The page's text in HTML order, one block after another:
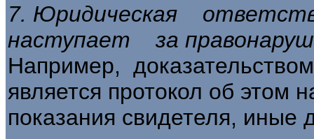
7. Юридическая
наступает за
Например,
является протокол об
показания свидетеля, иные